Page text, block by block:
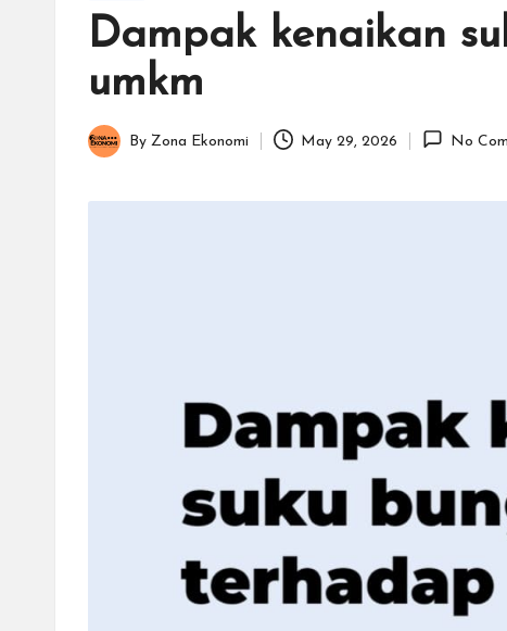
in
Dampak kenaikan
umkm
Posted
By Zona Ekonomi May 29, 2026 No